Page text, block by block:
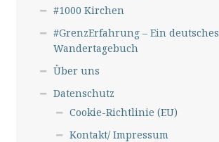
#1000 Kirchen
#GrenzErfahrung – Ein deutsches
Wandertagebuch
Über uns
Datenschutz
Cookie-Richtlinie (EU)
Kontakt/ Impressum